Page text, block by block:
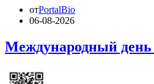
отPortalBio
06-08-2026
Международный